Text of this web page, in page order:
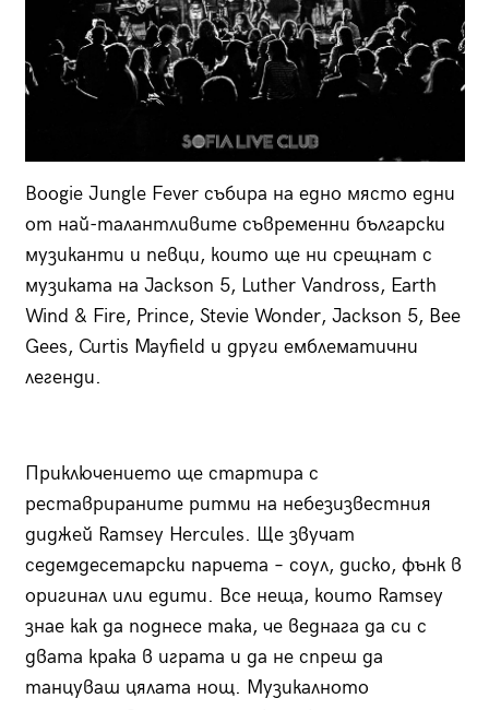
Boogie Jungle Fever събира на едно място едни
от най-талантливите съвременни български
музиканти и певци, които ще ни срещнат с
музиката на Jackson 5, Luther Vandross, Earth
Wind & Fire, Prince, Stevie Wonder, Jackson 5, Bee
Gees, Curtis Mayfield и други емблематични
легенди.
Приключението ще стартира с
реставрираните ритми на небезизвестния
диджей Ramsey Hercules. Ще звучат
седемдесетарски парчета – соул, диско, фънк в
оригинал или едити. Все неща, които Ramsey
знае как да поднесе така, че веднага да си с
двата крака в играта и да не спреш да
танцуваш цялата нощ. Музикалното